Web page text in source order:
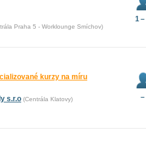
Praha 5 - Worklounge Smíchov)
1
kurzy na míru
s.r.o (Centrála Klatovy) –